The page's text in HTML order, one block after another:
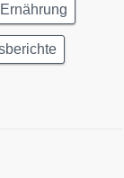
Ernährung